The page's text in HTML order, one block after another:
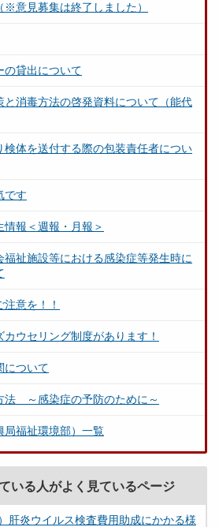
※意見募集は終了しました）
の貸出について
と消毒方法の啓発資料について（能代
検体を送付する際の包装責任者につい
です
報＜週報・月報＞
福祉施設等における感染症等発生時に
意を！！
ウセリング制度があります！
について
法 ～感染症の予防のために～
局福祉環境部）一覧
いる人がよく見ているページ
肝炎ウイルス検査費用助成にかかる様